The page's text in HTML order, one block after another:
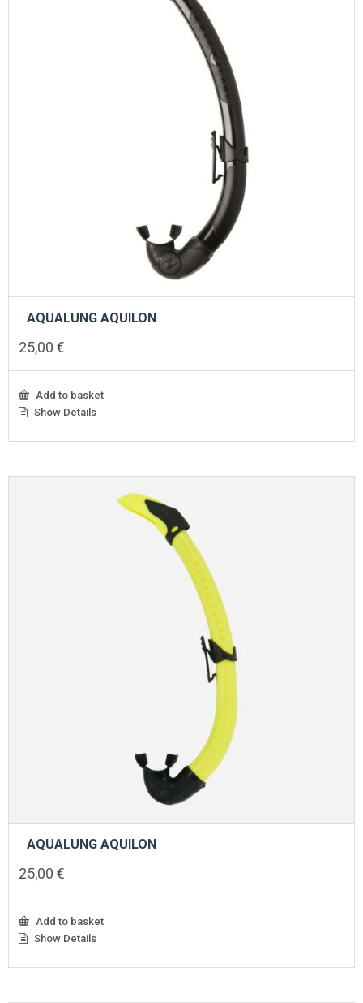
AQUALUNG AQUILON
25,00 €
Add to basket
Show Details
AQUALUNG AQUILON
25,00 €
Add to basket
Show Details